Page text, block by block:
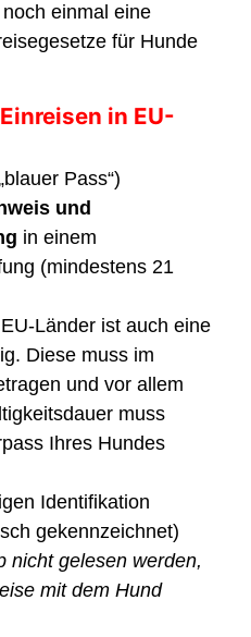
einmal eine
für Hunde
in EU-
Pass“)
und
in einem
(mindestens 21
Länder ist auch eine
Diese muss im
und vor allem
muss
Ihres Hundes
Identifikation
gekennzeichnet)
nicht gelesen werden,
mit dem Hund